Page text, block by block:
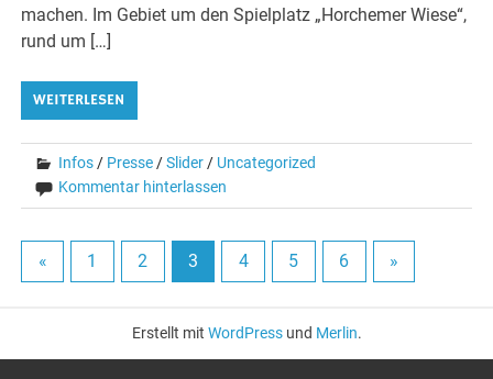
machen. Im Gebiet um den Spielplatz „Horchemer Wiese“,
rund um […]
WEITERLESEN
Infos / Presse /Slider / Uncategorized
Kommentar hinterlassen
« 1 2 3 4 5 6 »
Erstellt mit WordPressund Merlin.